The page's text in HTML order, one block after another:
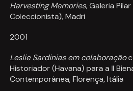
Harvesting Memories, Galeria
Coleccionista), Madri
2001
Leslie Sardinias em colaboração
Historiador (Havana) para a II
Contemporânea, Florença, Itália